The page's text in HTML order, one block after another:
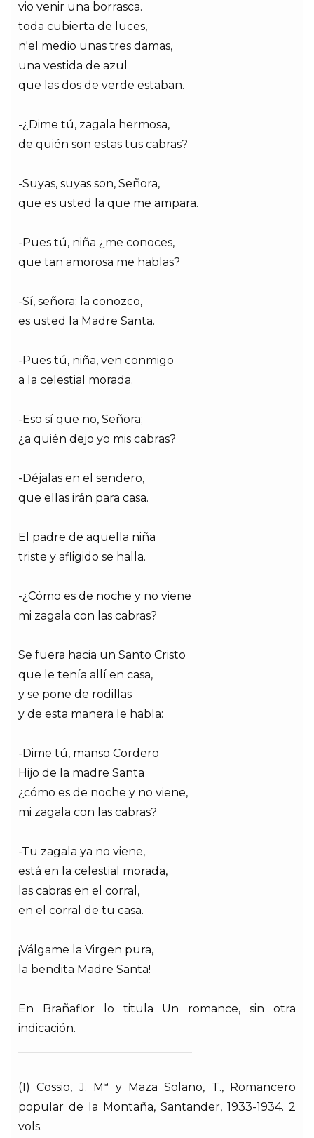
vio venir una borrasca.
toda cubierta de luces,
n'el medio unas tres damas,
una vestida de azul
que las dos de verde estaban.
-¿Dime tú, zagala hermosa,
de quién son estas tus cabras?
-Suyas, suyas son, Señora,
que es usted la que me ampara.
-Pues tú, niña ¿me conoces,
que tan amorosa me hablas?
-Sí, señora; la conozco,
es usted la Madre Santa.
-Pues tú, niña, ven conmigo
a la celestial morada.
-Eso sí que no, Señora;
¿a quién dejo yo mis cabras?
-Déjalas en el sendero,
que ellas irán para casa.
El padre de aquella niña
triste y afligido se halla.
-¿Cómo es de noche y no viene
mi zagala con las cabras?
Se fuera hacia un Santo Cristo
que le tenía allí en casa,
y se pone de rodillas
y de esta manera le habla:
-Dime tú, manso Cordero
Hijo de la madre Santa
¿cómo es de noche y no viene,
mi zagala con las cabras?
-Tu zagala ya no viene,
está en la celestial morada,
las cabras en el corral,
en el corral de tu casa.
¡Válgame la Virgen pura,
la bendita Madre Santa!
En Brañaflor lo titula Un romance, sin otra
indicación.
(1) Cossio, J. Mª y Maza Solano, T., Romancero
popular de la Montaña, Santander, 1933-1934. 2
vols.